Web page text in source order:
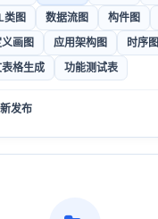
类图 数据流图 构件图
画图 应用架构图 时序图
格生成 功能测试表
发布